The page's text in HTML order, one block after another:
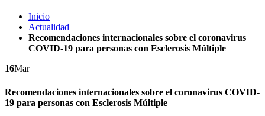
Inicio
Actualidad
Recomendaciones internacionales sobre el coronavirus
COVID-19 para personas con Esclerosis Múltiple
16Mar
Recomendaciones internacionales sobre el coronavirus COVID-
19 para personas con Esclerosis Múltiple